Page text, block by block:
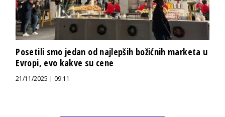
Posetili smo jedan od najlepših božićnih marketa u
Evropi, evo kakve su cene
21/11/2025 | 09:11